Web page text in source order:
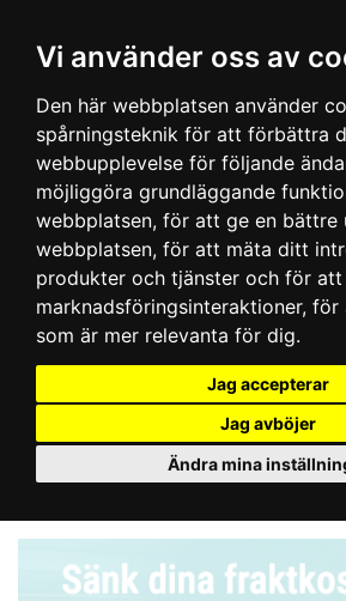
Vi använder oss av
Den här webbplatsen använder
spårningsteknik för att förbättra
webbupplevelse för följande
möjliggöra grundläggande
webbplatsen, för att ge en bättre
webbplatsen, för att mäta ditt
produkter och tjänster och för att
marknadsföringsinteraktioner, för
som är mer relevanta för dig.
Jag accepterar
Jag avböjer
Ändra mina